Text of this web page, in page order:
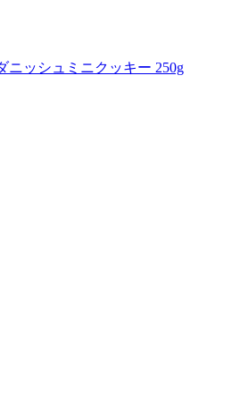
ニッシュミニクッキー 250g